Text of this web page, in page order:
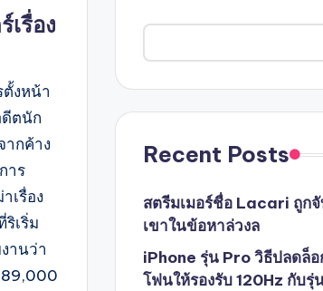
รื่อง
งหน้า
ดีตนัก
ากค้าง
าร
เรื่อง
เริ่ม
านว่า
Recent Posts
สตรีมเมอร์ชื่อ Lacari ถูก
เขาในข้อหาล่วงล
iPhone รุ่น Pro วิธีปลดล็
โฟนให้รองรับ 120Hz กับรุ่